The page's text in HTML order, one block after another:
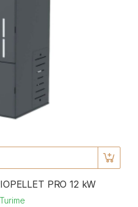
PRO 12 kW
Turime